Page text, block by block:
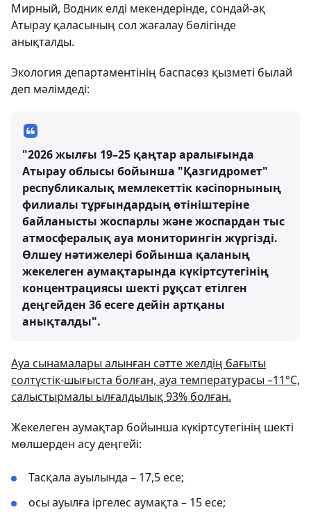
Мирный, Водник елді мекендерінде, сондай-ақ
Атырау қаласының сол жағалау бөлігінде
анықталды.
Экология департаментінің баспасөз қызметі былай
деп мәлімдеді:
"2026 жылғы 19–25 қаңтар аралығында
Атырау облысы бойынша "Қазгидромет"
республикалық мемлекеттік кәсіпорнының
филиалы тұрғындардың өтініштеріне
байланысты жоспарлы және жоспардан тыс
атмосфералық ауа мониторингін жүргізді.
Өлшеу нәтижелері бойынша қаланың
жекелеген аумақтарында күкіртсутегінің
концентрациясы шекті рұқсат етілген
деңгейден 36 есеге дейін артқаны
анықталды".
Ауа сынамалары алынған сәтте желдің бағыты
солтүстік-шығыста болған, ауа температурасы –11°C,
салыстырмалы ылғалдылық 93% болған.
Жекелеген аумақтар бойынша күкіртсутегінің шекті
мөлшерден асу деңгейі:
Тасқала ауылында – 17,5 есе;
осы ауылға іргелес аумақта – 15 есе;